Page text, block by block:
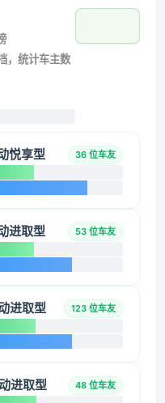
，统计车主数
悦享型 36 位车友
进取型 53 位车友
进取型 123 位车友
进取型 48 位车友